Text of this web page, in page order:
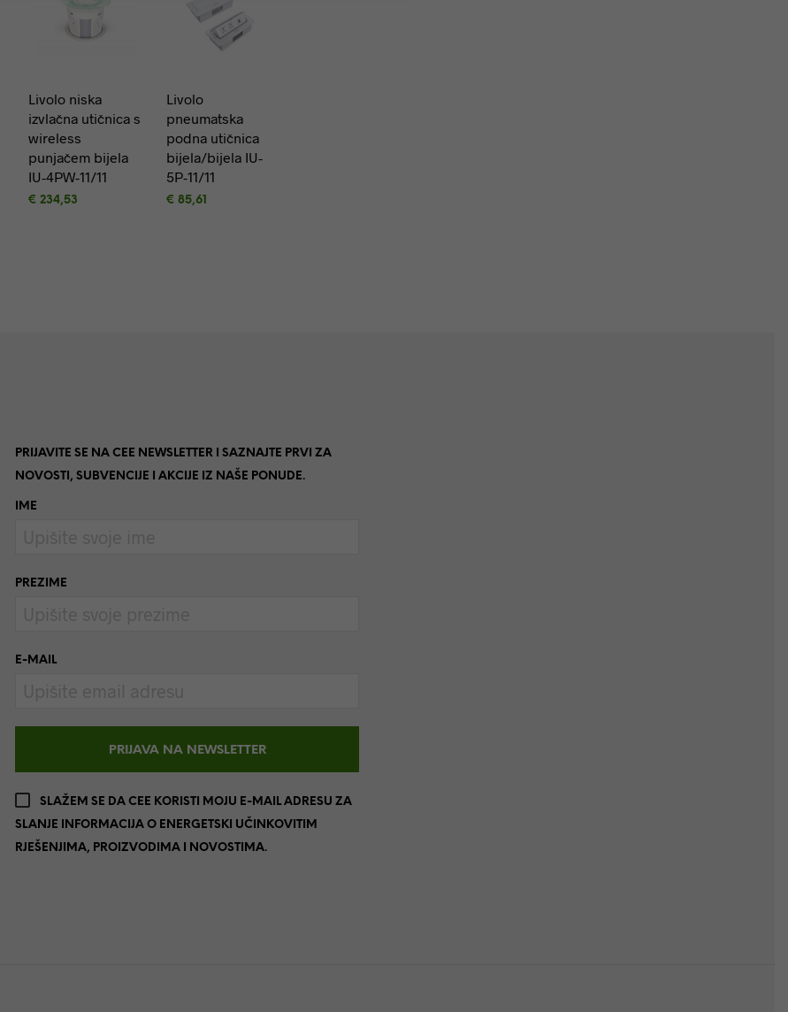
Livolo niska
izvlačna utičnica s
wireless
punjačem bijela
IU-4PW-11/11
€ 234,53
Livolo
pneumatska
podna utičnica
bijela/bijela IU-
5P-11/11
€ 85,61
PRIJAVITE SE NA CEE NEWSLETTER I SAZNAJTE PRVI ZA
NOVOSTI, SUBVENCIJE I AKCIJE IZ NAŠE PONUDE.
IME
PREZIME
E-MAIL
SLAŽEM SE DA CEE KORISTI MOJU E-MAIL ADRESU ZA
SLANJE INFORMACIJA O ENERGETSKI UČINKOVITIM
RJEŠENJIMA, PROIZVODIMA I NOVOSTIMA.